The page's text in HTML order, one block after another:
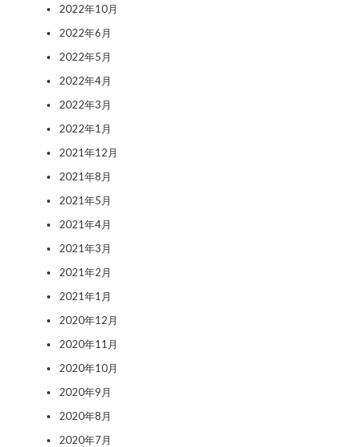
2022年10月
2022年6月
2022年5月
2022年4月
2022年3月
2022年1月
2021年12月
2021年8月
2021年5月
2021年4月
2021年3月
2021年2月
2021年1月
2020年12月
2020年11月
2020年10月
2020年9月
2020年8月
2020年7月